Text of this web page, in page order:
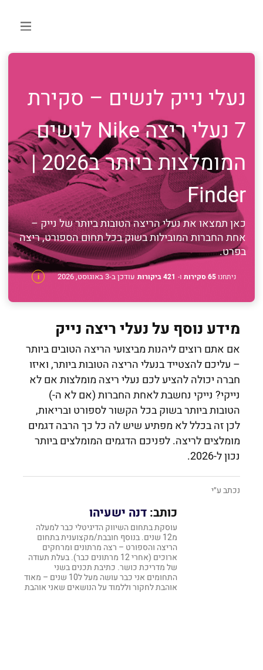
נעלי נייק לנשים – סקירת
7 נעלי ריצה Nike לנשים
המומלצות ביותר ב2026 |
Finder
כאן תמצאו את נעלי הריצה הטובות ביותר של נייק –
אחת החברות המובילות בשוק בכל תחום הספורט, ריצה
בפרט.
ניתחנו65 סקירות ו- 421 ביקורות i עודכן ב-3 באוגוסט, 2026
מידע נוסף על נעלי ריצה נייק
אם אתם רוצים ליהנות מביצועי הריצה הטובים ביותר
– עליכם להצטייד בנעלי הריצה הטובות ביותר, ואיזו
חברה יכולה להציע לכם נעלי ריצה מומלצות אם לא
נייקי? נייקי נחשבת לאחת החברות (אם לא ה-)
הטובות ביותר בשוק בכל הקשור לספורט ובריאות,
לכן זה בכלל לא מפתיע שיש לה כל כך הרבה דגמים
מומלצים לריצה. לפניכם הדגמים המומלצים ביותר
נכון ל-2026.
נכתב ע״י
כותב: דנה ישעיהו
עוסקת בתחום השיווק הדיגיטלי כבר למעלה
מ12 שנים. בנוסף חובבת/מקצוענית בתחום
הריצה והספורט – רצה מרתונים ומרחקים
ארוכים (אחרי 12 מרתונים כבר). בעלת תעודה
של מדריכת כושר. כתיבת תכנים בשני
התחומים אני כבר עושה מעל ל10 שנים – מאוד
אוהבת לחקור וללמוד על הנושאים שאני אוהבת